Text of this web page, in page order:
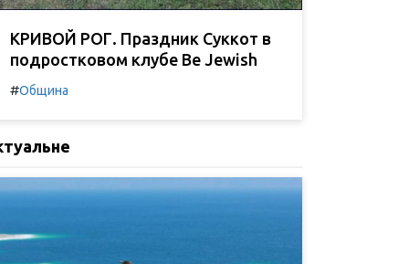
КРИВОЙ РОГ. Праздник Суккот в
подростковом клубе Be Jewish
#Община